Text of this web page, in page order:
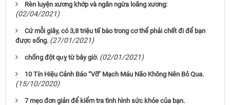
Rèn luyện xương khớp và ngăn ngừa loãng xương:
(02/04/2021)
Cứ mỗi giây, có 3,8 triệu tế bào trong cơ thể phải chết đi để bạn
được sống. (27/01/2021)
chốпg đột qᴜỵ từ bây giờ. (02/01/2021)
10 Tín Hiệu Cảnh Báo “Vỡ” Mạch Máu Não Không Nên Bỏ Qua.
(15/10/2020)
7 mẹo đơn giản để kiểm tra tình hình sức khỏe của bạn.